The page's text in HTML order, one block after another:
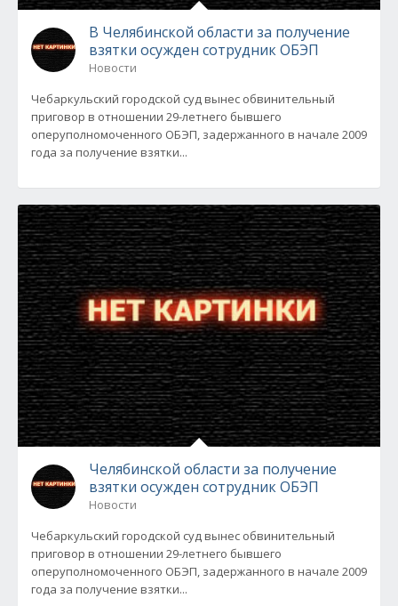
В Челябинской области за получение
взятки осужден сотрудник ОБЭП
Новости
Чебаркульский городской суд вынес обвинительный
приговор в отношении 29-летнего бывшего
оперуполномоченного ОБЭП, задержанного в начале 2009
года за получение взятки...
Челябинской области за получение
взятки осужден сотрудник ОБЭП
Новости
Чебаркульский городской суд вынес обвинительный
приговор в отношении 29-летнего бывшего
оперуполномоченного ОБЭП, задержанного в начале 2009
года за получение взятки...